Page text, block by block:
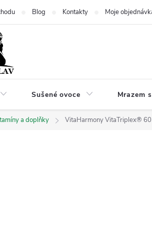
Blog Kontakty Moje
Sušené ovoce Mrazem
a doplňky VitaHarmony VitaTriplex®